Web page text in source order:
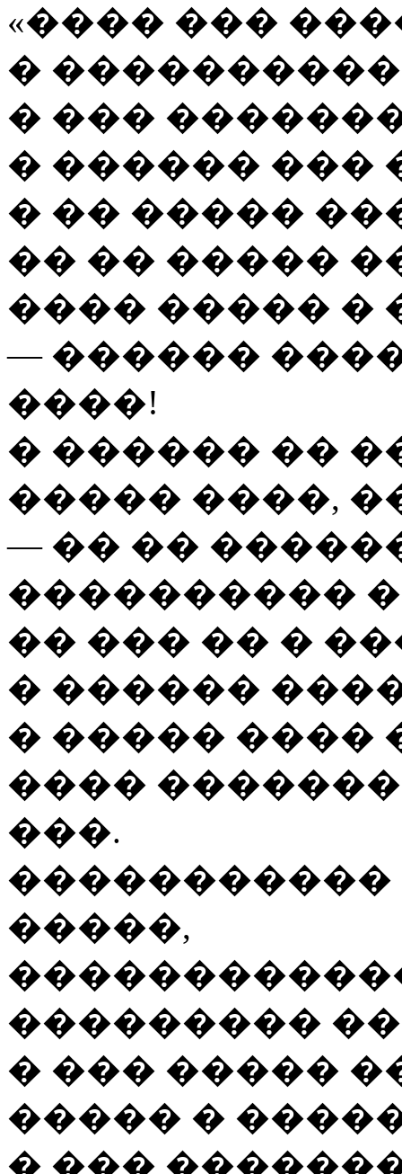
«���� ���
�
� ���
� ������ ���
� �� �����
�� �� �����
���� ����� �
— ������
����!
� ������ ��
����� ����,
— �� ��
����������
�� ��� �� �
� ������
� ����� ����
����
���.
�����,
���������
� ��� �����
����� �
� ���